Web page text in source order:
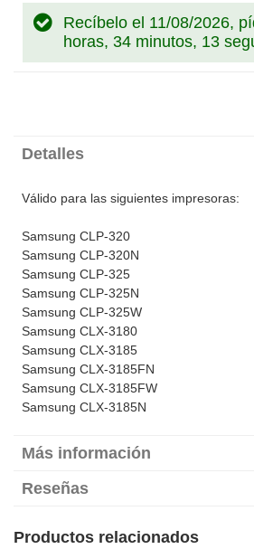
Recíbelo el 11/08/2026,
horas, 34 minutos, 13
Detalles
Válido para las siguientes impresoras:
Samsung CLP-320
Samsung CLP-320N
Samsung CLP-325
Samsung CLP-325N
Samsung CLP-325W
Samsung CLX-3180
Samsung CLX-3185
Samsung CLX-3185FN
Samsung CLX-3185FW
Samsung CLX-3185N
Más información
Reseñas
Productos relacionados